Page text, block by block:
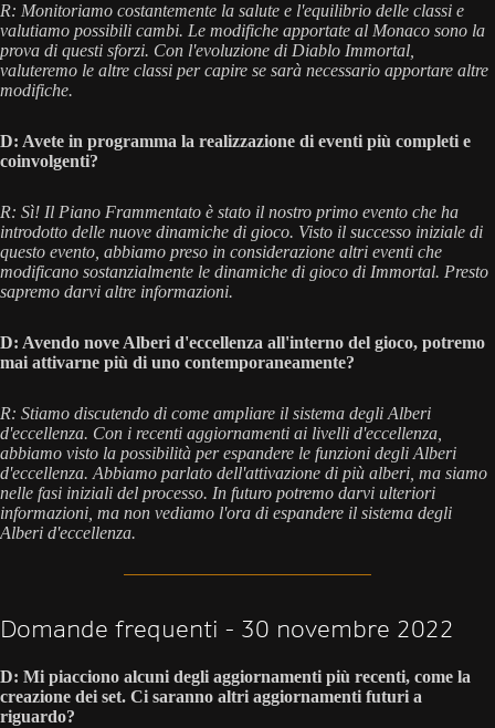
R: Monitoriamo costantemente la salute e l'equilibrio delle classi e
valutiamo possibili cambi. Le modifiche apportate al Monaco sono la
prova di questi sforzi. Con l'evoluzione di Diablo Immortal,
valuteremo le altre classi per capire se sarà necessario apportare altre
modifiche.
D: Avete in programma la realizzazione di eventi più completi e
coinvolgenti?
R: Sì! Il Piano Frammentato è stato il nostro primo evento che ha
introdotto delle nuove dinamiche di gioco. Visto il successo iniziale di
questo evento, abbiamo preso in considerazione altri eventi che
modificano sostanzialmente le dinamiche di gioco di Immortal. Presto
sapremo darvi altre informazioni.
D: Avendo nove Alberi d'eccellenza all'interno del gioco, potremo
mai attivarne più di uno contemporaneamente?
R: Stiamo discutendo di come ampliare il sistema degli Alberi
d'eccellenza. Con i recenti aggiornamenti ai livelli d'eccellenza,
abbiamo visto la possibilità per espandere le funzioni degli Alberi
d'eccellenza. Abbiamo parlato dell'attivazione di più alberi, ma siamo
nelle fasi iniziali del processo. In futuro potremo darvi ulteriori
informazioni, ma non vediamo l'ora di espandere il sistema degli
Alberi d'eccellenza.
Domande frequenti - 30 novembre 2022
D: Mi piacciono alcuni degli aggiornamenti più recenti, come la
creazione dei set. Ci saranno altri aggiornamenti futuri a
riguardo?